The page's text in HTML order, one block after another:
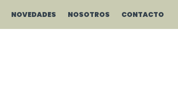
NOVEDADES NOSOTROS CONTACTO